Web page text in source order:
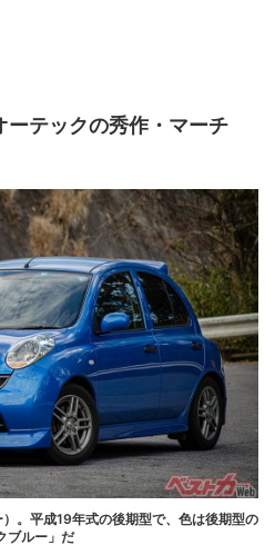
テックの秀作・マーチ
。平成19年式の後期型で、色は後期型の
ブルー」だ